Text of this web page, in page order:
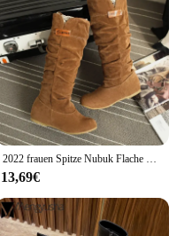
13,69€